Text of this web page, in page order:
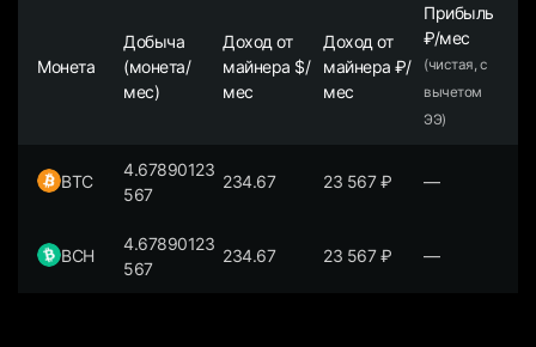
Монета
Добыча
(монета/
мес)
Доход от
майнера $/
мес
Доход от
майнера ₽/
мес
Прибыль
₽/мес
(чистая, с
вычетом
ЭЭ)
BTC
4.67890123
567
234.67 23 567₽ —
BCH
4.67890123
567
234.67 23 567₽ —